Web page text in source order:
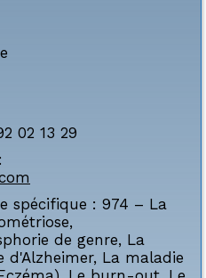
02 13 29
:
spécifique : 974 – La
,
de genre, La
d'Alzheimer, La maladie